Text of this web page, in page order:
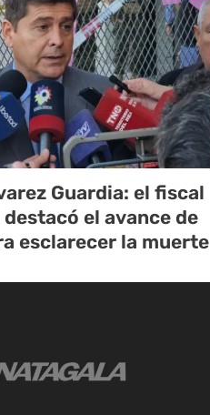
Guardia: el fiscal
el avance de
esclarecer la muerte